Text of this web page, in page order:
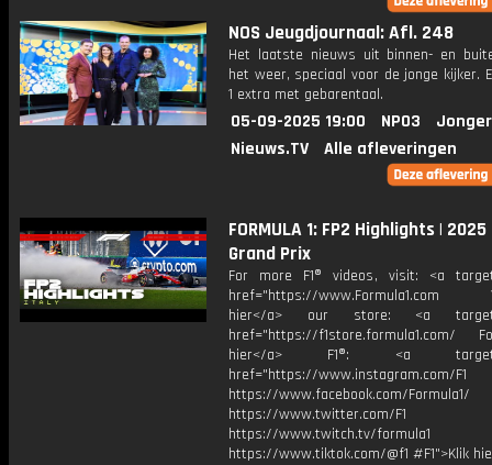
NOS Jeugdjournaal: Afl. 248
Het laatste nieuws uit binnen- en
het weer, speciaal voor de jonge kijker.
1 extra met gebarentaal.
05-09-2025 19:00 NPO3
Nieuws.TV
Alle afleveringen
FORMULA 1: FP2 Highlights |
Grand Prix
For more F1® videos, visit: <a
href="https://www.Formula1.com
hier</a> our store: <a
href="https://f1store.formula1.com/
hier</a> F1®: <a
href="https://www.instagram.com/F1
https://www.facebook.com/Formula1/
https://www.twitter.com/F1
https://www.twitch.tv/formula1
https://www.tiktok.com/@f1 #F1">Klik